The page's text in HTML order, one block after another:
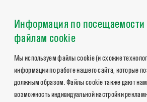
Информация по посещаемости
файлам cookie
Мы используем файлы cookie (и схожие
информации по работе нашего сайта, которые
должным образом. Файлы cookie также дают нам
возможность индивидуальной настройки